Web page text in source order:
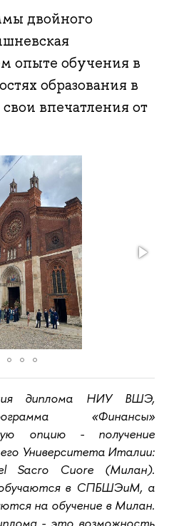
двойного
опыте обучения в
образования в
впечатления от
диплома НИУ ВШЭ,
«Финансы»
опцию - получение
Университета Италии:
Sacro Cuore (Милан).
в СПБШЭиМ, а
на обучение в Милан.
- это возможность